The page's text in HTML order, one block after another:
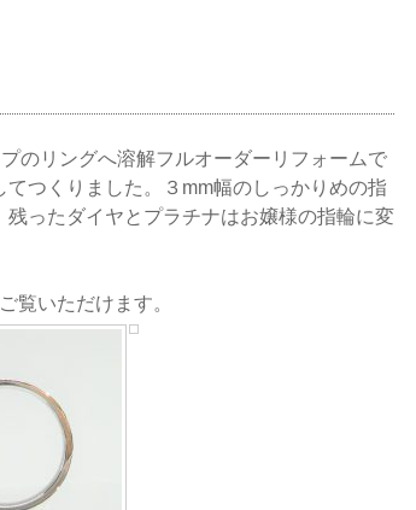
のリングへ溶解フルオーダーリフォームで
つくりました。３mm幅のしっかりめの指
ったダイヤとプラチナはお嬢様の指輪に変
覧いただけます。